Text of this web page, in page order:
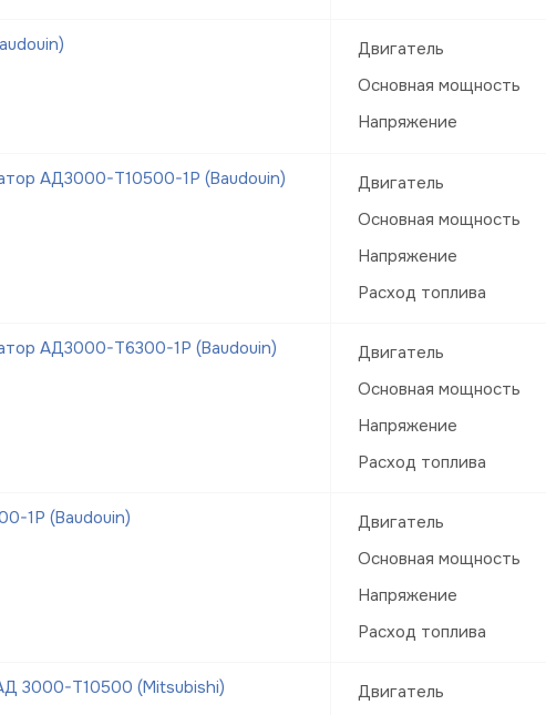
Двигатель
Основная мощность
Напряжение
АД3000-Т10500-1Р (Baudouin)
Двигатель
Основная мощность
Напряжение
Расход топлива
АД3000-Т6300-1Р (Baudouin)
Двигатель
Основная мощность
Напряжение
Расход топлива
1Р (Baudouin)
Двигатель
Основная мощность
Напряжение
Расход топлива
3000-Т10500 (Mitsubishi)
Двигатель